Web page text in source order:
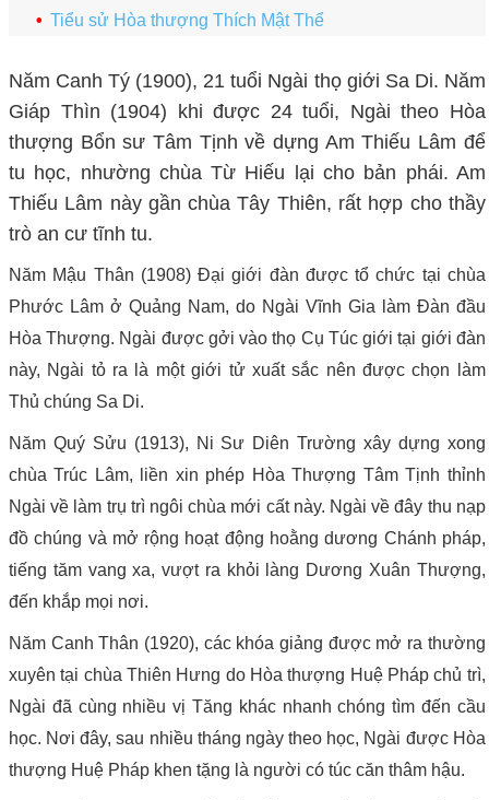
Tiểu sử Hòa thượng Thích Mật Thể
Năm Canh Tý (1900), 21 tuổi Ngài thọ giới Sa Di. Năm
Giáp Thìn (1904) khi được 24 tuổi, Ngài theo Hòa
thượng Bổn sư Tâm Tịnh về dựng Am Thiếu Lâm để
tu học, nhường chùa Từ Hiếu lại cho bản phái. Am
Thiếu Lâm này gần chùa Tây Thiên, rất hợp cho thầy
trò an cư tĩnh tu.
Năm Mậu Thân (1908) Đại giới đàn được tổ chức tại chùa
Phước Lâm ở Quảng Nam, do Ngài Vĩnh Gia làm Đàn đầu
Hòa Thượng. Ngài được gởi vào thọ Cụ Túc giới tại giới đàn
này, Ngài tỏ ra là một giới tử xuất sắc nên được chọn làm
Thủ chúng Sa Di.
Năm Quý Sửu (1913), Ni Sư Diên Trường xây dựng xong
chùa Trúc Lâm, liền xin phép Hòa Thượng Tâm Tịnh thỉnh
Ngài về làm trụ trì ngôi chùa mới cất này. Ngài về đây thu nạp
đồ chúng và mở rộng hoạt động hoằng dương Chánh pháp,
tiếng tăm vang xa, vượt ra khỏi làng Dương Xuân Thượng,
đến khắp mọi nơi.
Năm Canh Thân (1920), các khóa giảng được mở ra thường
xuyên tại chùa Thiên Hưng do Hòa thượng Huệ Pháp chủ trì,
Ngài đã cùng nhiều vị Tăng khác nhanh chóng tìm đến cầu
học. Nơi đây, sau nhiều tháng ngày theo học, Ngài được Hòa
thượng Huệ Pháp khen tặng là người có túc căn thâm hậu.